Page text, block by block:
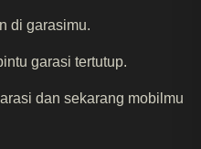
di garasimu.
garasi tertutup.
dan sekarang mobilmu